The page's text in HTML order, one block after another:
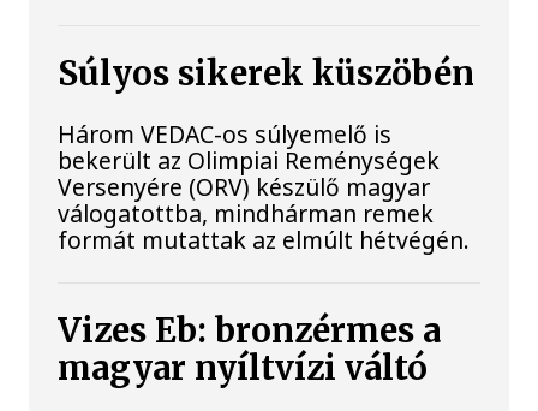
Súlyos sikerek küszöbén
Három VEDAC-os súlyemelő is
bekerült az Olimpiai Reménységek
Versenyére (ORV) készülő magyar
válogatottba, mindhárman remek
formát mutattak az elmúlt hétvégén.
Vizes Eb: bronzérmes a
magyar nyíltvízi váltó